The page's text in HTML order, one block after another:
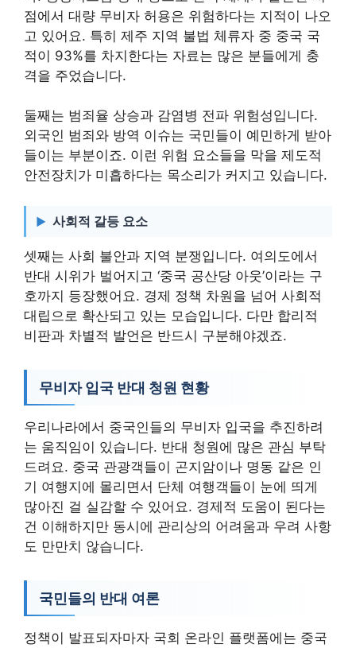
점에서 대량 무비자 허용은 위험하다는 지적이 나오
고 있어요. 특히 제주 지역 불법 체류자 중 중국 국
적이 93%를 차지한다는 자료는 많은 분들에게 충
격을 주었습니다.
둘째는 범죄율 상승과 감염병 전파 위험성입니다.
외국인 범죄와 방역 이슈는 국민들이 예민하게 받아
들이는 부분이죠. 이런 위험 요소들을 막을 제도적
안전장치가 미흡하다는 목소리가 커지고 있습니다.
사회적 갈등 요소
셋째는 사회 불안과 지역 분쟁입니다. 여의도에서
반대 시위가 벌어지고 ‘중국 공산당 아웃’이라는 구
호까지 등장했어요. 경제 정책 차원을 넘어 사회적
대립으로 확산되고 있는 모습입니다. 다만 합리적
비판과 차별적 발언은 반드시 구분해야겠죠.
무비자 입국 반대 청원 현황
우리나라에서 중국인들의 무비자 입국을 추진하려
는 움직임이 있습니다. 반대 청원에 많은 관심 부탁
드려요. 중국 관광객들이 곤지암이나 명동 같은 인
기 여행지에 몰리면서 단체 여행객들이 눈에 띄게
많아진 걸 실감할 수 있어요. 경제적 도움이 된다는
건 이해하지만 동시에 관리상의 어려움과 우려 사항
도 만만치 않습니다.
국민들의 반대 여론
정책이 발표되자마자 국회 온라인 플랫폼에는 중국